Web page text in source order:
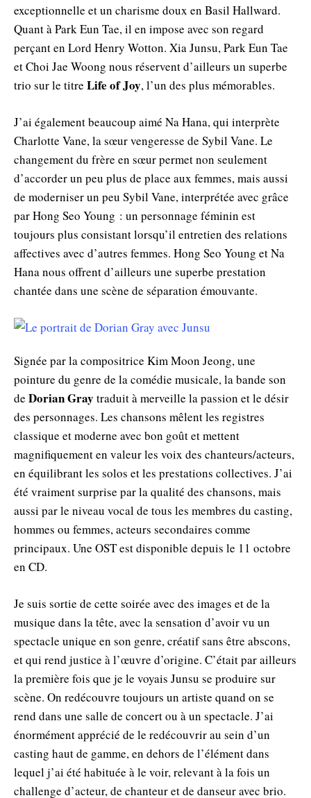
exceptionnelle et un charisme doux en Basil Hallward.
Quant à Park Eun Tae, il en impose avec son regard
perçant en Lord Henry Wotton. Xia Junsu, Park Eun Tae
et Choi Jae Woong nous réservent d’ailleurs un superbe
trio sur le titre Life of Joy, l’un des plus mémorables.
J’ai également beaucoup aimé Na Hana, qui interprète
Charlotte Vane, la sœur vengeresse de Sybil Vane. Le
changement du frère en sœur permet non seulement
d’accorder un peu plus de place aux femmes, mais aussi
de moderniser un peu Sybil Vane, interprétée avec grâce
par Hong Seo Young : un personnage féminin est
toujours plus consistant lorsqu’il entretien des relations
affectives avec d’autres femmes. Hong Seo Young et Na
Hana nous offrent d’ailleurs une superbe prestation
chantée dans une scène de séparation émouvante.
Signée par la compositrice Kim Moon Jeong, une
pointure du genre de la comédie musicale, la bande son
de Dorian Gray traduit à merveille la passion et le désir
des personnages. Les chansons mêlent les registres
classique et moderne avec bon goût et mettent
magnifiquement en valeur les voix des chanteurs/acteurs,
en équilibrant les solos et les prestations collectives. J’ai
été vraiment surprise par la qualité des chansons, mais
aussi par le niveau vocal de tous les membres du casting,
hommes ou femmes, acteurs secondaires comme
principaux. Une OST est disponible depuis le 11 octobre
en CD.
Je suis sortie de cette soirée avec des images et de la
musique dans la tête, avec la sensation d’avoir vu un
spectacle unique en son genre, créatif sans être abscons,
et qui rend justice à l’œuvre d’origine. C’était par ailleurs
la première fois que je le voyais Junsu se produire sur
scène. On redécouvre toujours un artiste quand on se
rend dans une salle de concert ou à un spectacle. J’ai
énormément apprécié de le redécouvrir au sein d’un
casting haut de gamme, en dehors de l’élément dans
lequel j’ai été habituée à le voir, relevant à la fois un
challenge d’acteur, de chanteur et de danseur avec brio.